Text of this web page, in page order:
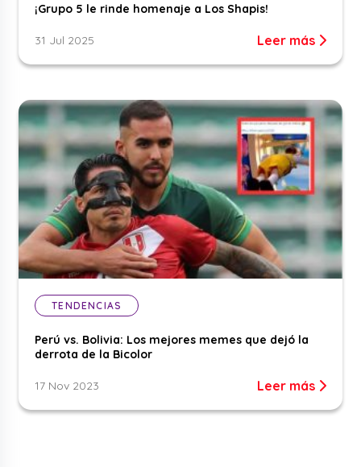
¡Grupo 5 le rinde homenaje a Los Shapis!
31 Jul 2025 Leer más
TENDENCIAS
Perú vs. Bolivia: Los mejores memes que dejó la
derrota de la Bicolor
17 Nov 2023 Leer más